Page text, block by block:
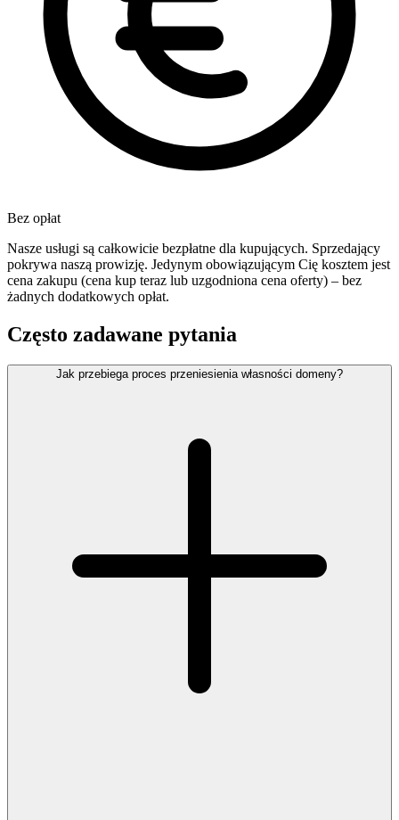
Bez opłat
Nasze usługi są całkowicie bezpłatne dla kupujących. Sprzedający
pokrywa naszą prowizję. Jedynym obowiązującym Cię kosztem jest
cena zakupu (cena kup teraz lub uzgodniona cena oferty) – bez
żadnych dodatkowych opłat.
Często zadawane pytania
Jak przebiega proces przeniesienia własności domeny?